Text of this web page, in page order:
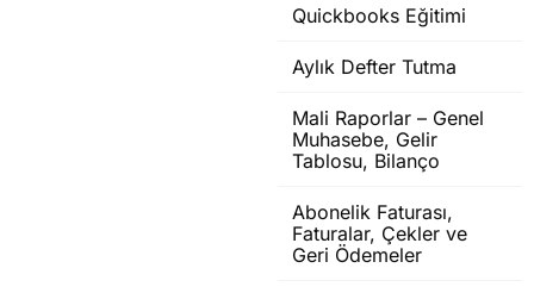
Quickbooks Eğitimi
Aylık Defter Tutma
Mali Raporlar – Genel
Muhasebe, Gelir
Tablosu, Bilanço
Abonelik Faturası,
Faturalar, Çekler ve
Geri Ödemeler